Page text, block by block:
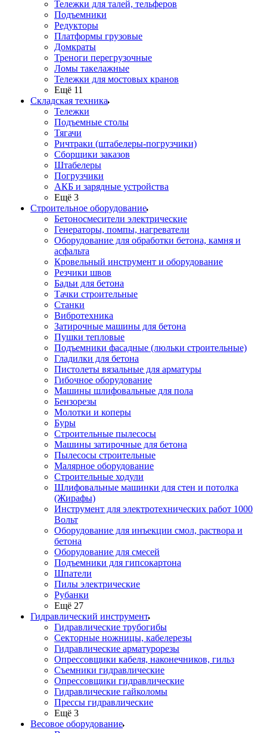
Тележки для талей, тельферов
Подъемники
Редукторы
Платформы грузовые
Домкраты
Треноги перегрузочные
Ломы такелажные
Тележки для мостовых кранов
Ещё 11
Складская техника
Тележки
Подъемные столы
Тягачи
Ричтраки (штабелеры-погрузчики)
Сборщики заказов
Штабелеры
Погрузчики
АКБ и зарядные устройства
Ещё 3
Строительное оборудование
Бетоносмесители электрические
Генераторы, помпы, нагреватели
Оборудование для обработки бетона, камня и
асфальта
Кровельный инструмент и оборудование
Резчики швов
Бадьи для бетона
Тачки строительные
Станки
Вибротехника
Затирочные машины для бетона
Пушки тепловые
Подъемники фасадные (люльки строительные)
Гладилки для бетона
Пистолеты вязальные для арматуры
Гибочное оборудование
Машины шлифовальные для пола
Бензорезы
Молотки и коперы
Буры
Строительные пылесосы
Машины затирочные для бетона
Пылесосы строительные
Малярное оборудование
Строительные ходули
Шлифовальные машинки для стен и потолка
(Жирафы)
Инструмент для электротехнических работ 1000
Вольт
Оборудование для инъекции смол, раствора и
бетона
Оборудование для смесей
Подъемники для гипсокартона
Шпатели
Пилы электрические
Рубанки
Ещё 27
Гидравлический инструмент
Гидравлические трубогибы
Секторные ножницы, кабелерезы
Гидравлические арматурорезы
Опрессовщики кабеля, наконечников, гильз
Съемники гидравлические
Опрессовщики гидравлические
Гидравлические гайколомы
Прессы гидравлические
Ещё 3
Весовое оборудование